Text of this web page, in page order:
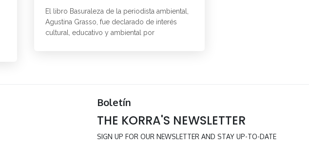
El libro Basuraleza de la periodista ambiental,
Agustina Grasso, fue declarado de interés
cultural, educativo y ambiental por
Boletín
THE KORRA'S NEWSLETTER
SIGN UP FOR OUR NEWSLETTER AND STAY UP-TO-DATE